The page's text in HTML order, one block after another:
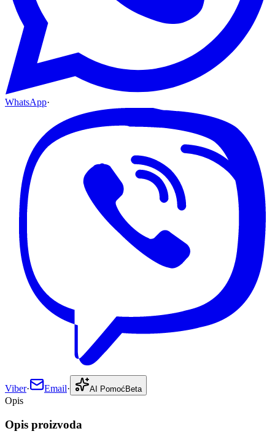
WhatsApp·
Viber· Email· AI Pomoć Beta
Opis
Opis proizvoda